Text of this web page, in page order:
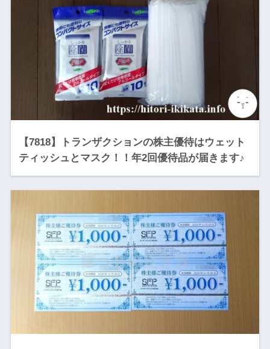
【7818】トランザクションの株主優待はウェット
ティッシュとマスク！！年2回優待品が届きます♪